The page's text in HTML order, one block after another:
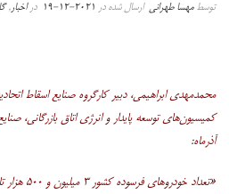
توسطمهسا طهرانی ارسال شده در 2021-12-19 دراخبار,
محمدمهدی ابراهیمی، دبیر کارگروه صنایع اسقاط
آذرماه: